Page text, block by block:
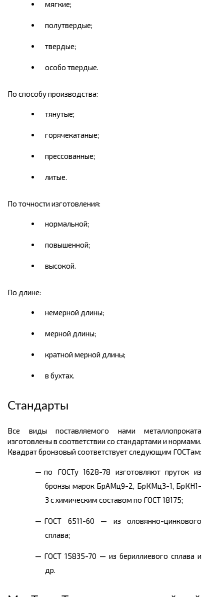
мягкие;
полутвердые;
твердые;
особо твердые.
По способу производства:
тянутые;
горячекатаные;
прессованные;
литые.
По точности изготовления:
нормальной;
повышенной;
высокой.
По длине:
немерной длины;
мерной длины;
кратной мерной длины;
в бухтах.
Стандарты
Все виды поставляемого нами металлопроката
изготовлены в соответствии со стандартами и нормами.
Квадрат бронзовый соответствует следующим ГОСТам:
по ГОСТу 1628-78 изготовляют пруток из
бронзы марок БрАМц9-2, БрКМц3-1, БрКН1-
3 с химическим составом по ГОСТ 18175;
ГОСТ 6511-60 — из оловянно-цинкового
сплава;
ГОСТ 15835-70 — из бериллиевого сплава и
др.